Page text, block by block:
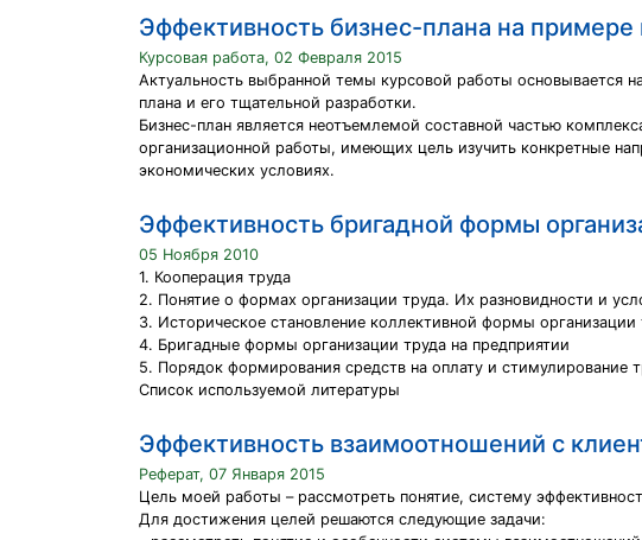
Эффективность бизнес-плана на
Курсовая работа, 02 Февраля 2015
Актуальность выбранной темы курсовой работы основывается
плана и его тщательной разработки.
Бизнес-план является неотъемлемой составной частью
организационной работы, имеющих цель изучить конкретные
экономических условиях.
Эффективность бригадной формы
05 Ноября 2010
1. Кооперация труда
2. Понятие о формах организации труда. Их разновидности и
3. Историческое становление коллективной формы организации
4. Бригадные формы организации труда на предприятии
5. Порядок формирования средств на оплату и стимулирование
Список используемой литературы
Эффективность взаимоотношений с
Реферат, 07 Января 2015
Цель моей работы – рассмотреть понятие, систему
Для достижения целей решаются следующие задачи: